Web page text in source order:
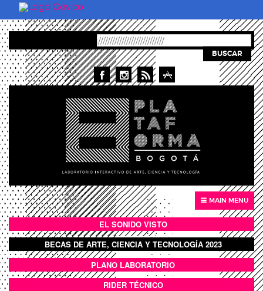
Skip to main content
BUSCAR
MAIN MENU
BOTÓN SONIDO VISTO
EL SONIDO VISTO
BOTON DOMO LLENO
BECAS DE ARTE, CIENCIA Y TECNOLOGÍA 2023
ANEXOS
PLANO LABORATORIO
RIDER TÉCNICO